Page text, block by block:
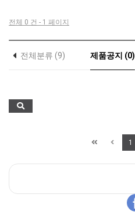
전체 0 건 - 1 페이지
전체분류 (9) 제품공지 (0)
1